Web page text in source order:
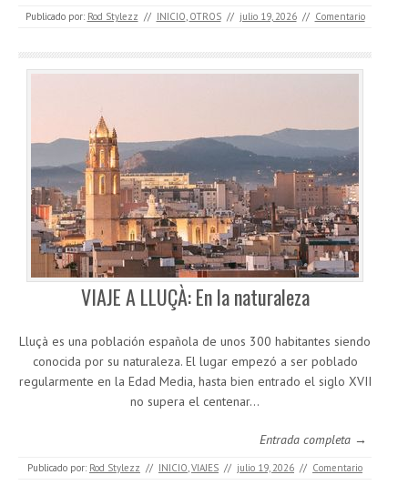
Publicado por: Rod Stylezz // INICIO, OTROS // julio 19, 2026 // Comentario
VIAJE A LLUÇÀ: En la naturaleza
Lluçà es una población española de unos 300 habitantes siendo
conocida por su naturaleza. El lugar empezó a ser poblado
regularmente en la Edad Media, hasta bien entrado el siglo XVII
no supera el centenar…
Entrada completa →
Publicado por: Rod Stylezz // INICIO,VIAJES // julio 19, 2026 // Comentario